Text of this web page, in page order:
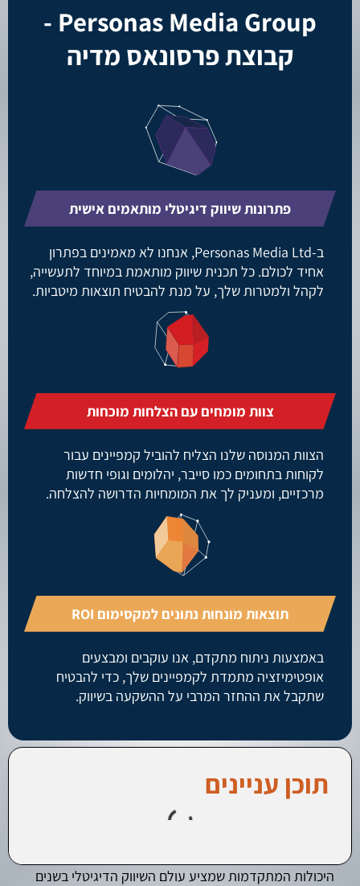
Personas Media Group -
קבוצת פרסונאס מדיה
פתרונות שיווק דיגיטלי מותאמים אישית
ב-Personas Media Ltd, אנחנו לא מאמינים בפתרון
אחיד לכולם. כל תכנית שיווק מותאמת במיוחד לתעשייה,
לקהל ולמטרות שלך, על מנת להבטיח תוצאות מיטביות.
צוות מומחים עם הצלחות מוכחות
הצוות המנוסה שלנו הצליח להוביל קמפיינים עבור
לקוחות בתחומים כמו סייבר, יהלומים וגופי חדשות
מרכזיים, ומעניק לך את המומחיות הדרושה להצלחה.
תוצאות מונחות נתונים למקסימום ROI
באמצעות ניתוח מתקדם, אנו עוקבים ומבצעים
אופטימיזציה מתמדת לקמפיינים שלך, כדי להבטיח
שתקבל את ההחזר המרבי על ההשקעה בשיווק.
תוכן עניינים
היכולות המתקדמות שמציע עולם השיווק הדיגיטלי בשנים